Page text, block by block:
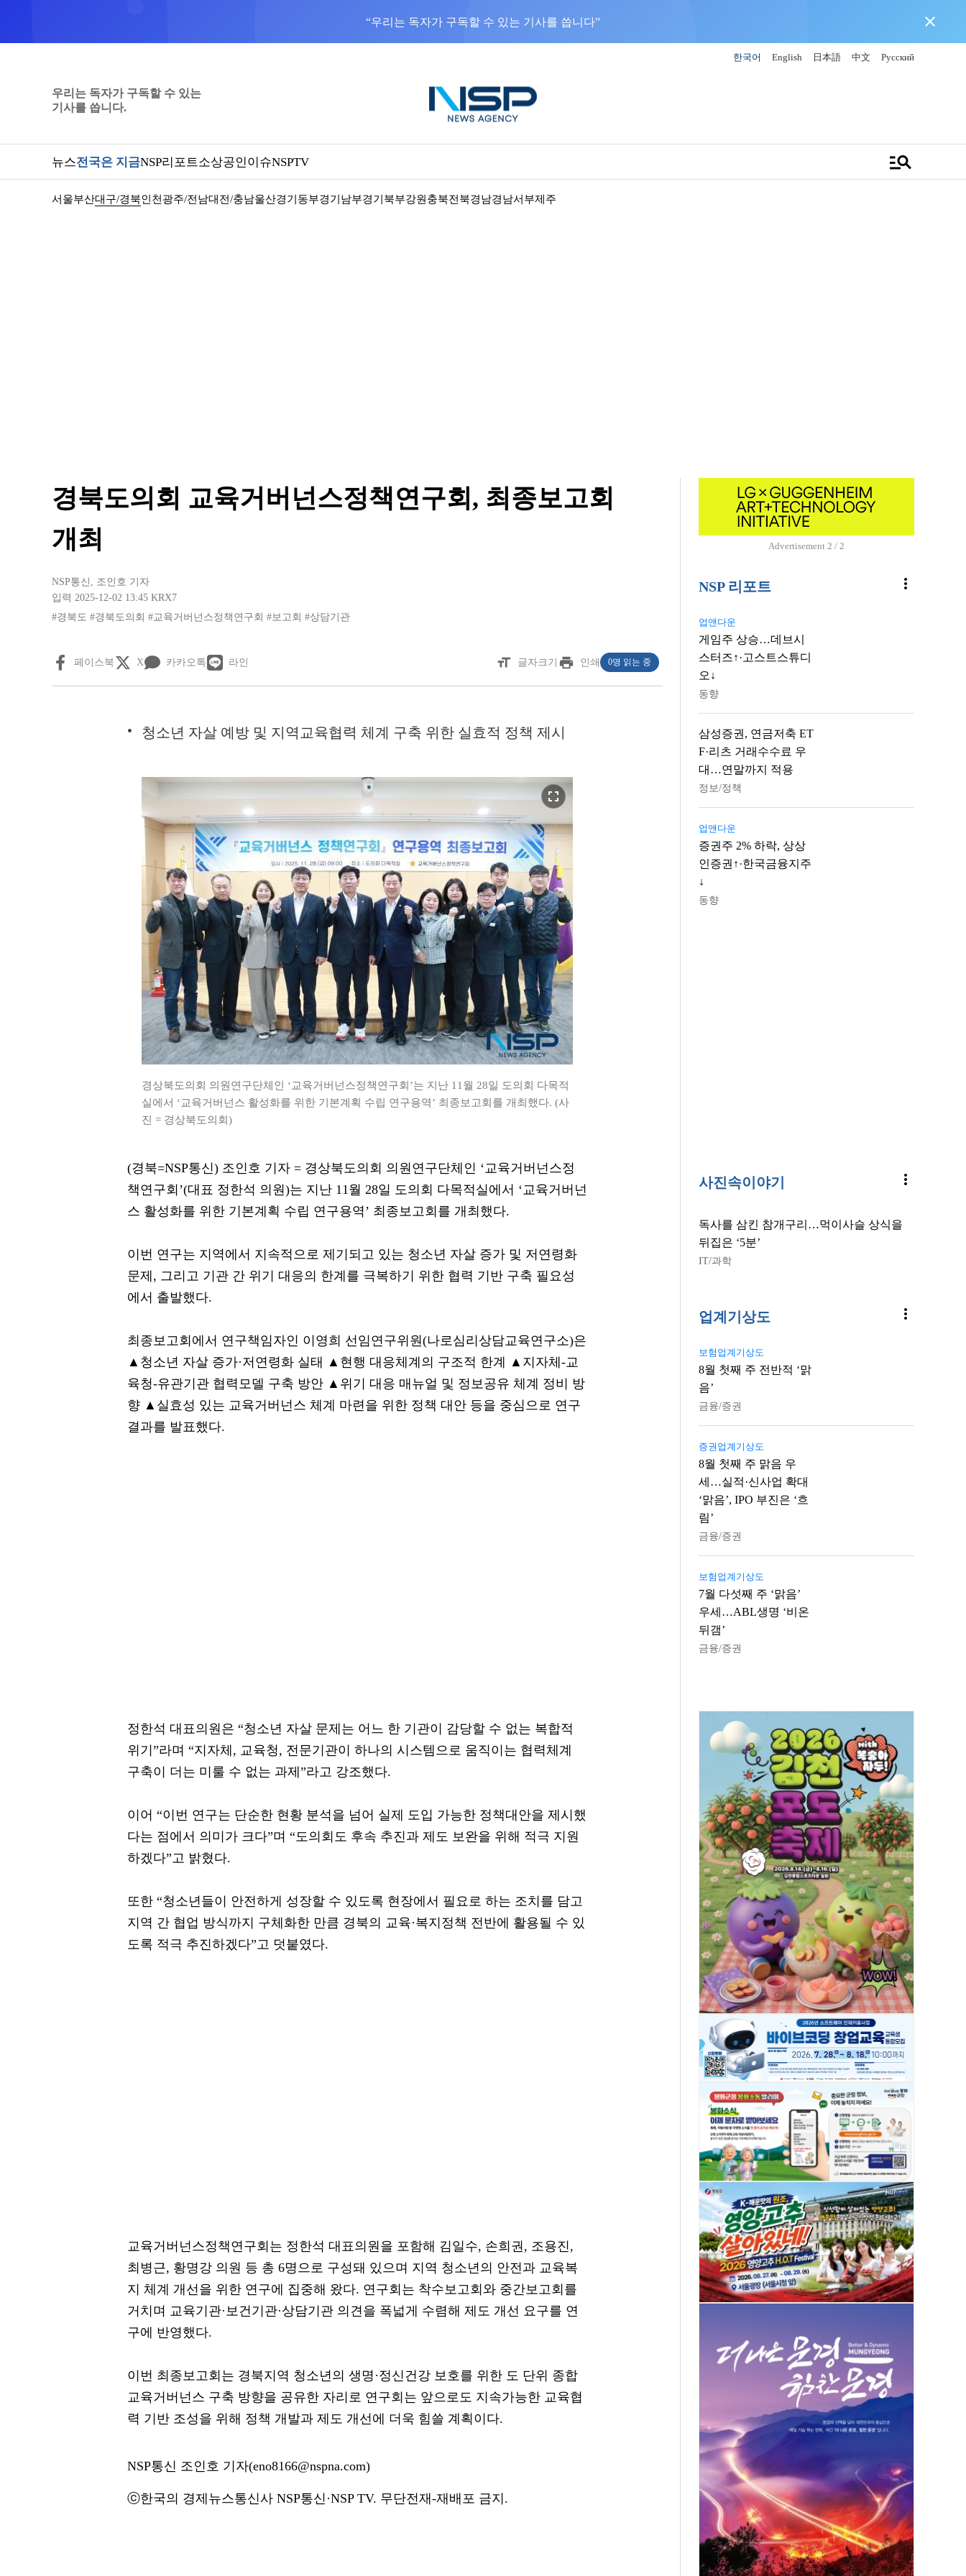
“우리는 독자가 구독할 수 있는 기사를 씁니다” close
한국어 English 日本語 中文 Русский
우리는 독자가 구독할 수 있는
기사를 씁니다.
뉴스전국은 지금NSP리포트소상공인이슈NSPTV manage_search
서울부산대구/경북인천 광주/전남대전/충남울산경기동부경기남부경기북부강원 충북전북경남경남서부제주
경북도의회 교육거버넌스정책연구회, 최종보고회
개최
NSP통신 , 조인호 기자
입력 2025-12-02 13:45 KRX7
#경북도 #경북도의회 #교육거버넌스정책연구회 #보고회 #상담기관
페이스북 X 카카오톡 라인 format_size 글자크기 print 인쇄 0명 읽는 중
청소년 자살 예방 및 지역교육협력 체계 구축 위한 실효적 정책 제시
fullscreen
경상북도의회 의원연구단체인 ‘교육거버넌스정책연구회’는 지난 11월 28일 도의회 다목적
실에서 ‘교육거버넌스 활성화를 위한 기본계획 수립 연구용역’ 최종보고회를 개최했다. (사
진 = 경상북도의회)
(경북=NSP통신) 조인호 기자 = 경상북도의회 의원연구단체인 ‘교육거버넌스정
책연구회’(대표 정한석 의원)는 지난 11월 28일 도의회 다목적실에서 ‘교육거버넌
스 활성화를 위한 기본계획 수립 연구용역’ 최종보고회를 개최했다.
이번 연구는 지역에서 지속적으로 제기되고 있는 청소년 자살 증가 및 저연령화
문제, 그리고 기관 간 위기 대응의 한계를 극복하기 위한 협력 기반 구축 필요성
에서 출발했다.
최종보고회에서 연구책임자인 이영희 선임연구위원(나로심리상담교육연구소)은
▲청소년 자살 증가·저연령화 실태 ▲현행 대응체계의 구조적 한계 ▲지자체-교
육청-유관기관 협력모델 구축 방안 ▲위기 대응 매뉴얼 및 정보공유 체계 정비 방
향 ▲실효성 있는 교육거버넌스 체계 마련을 위한 정책 대안 등을 중심으로 연구
결과를 발표했다.
정한석 대표의원은 “청소년 자살 문제는 어느 한 기관이 감당할 수 없는 복합적
위기”라며 “지자체, 교육청, 전문기관이 하나의 시스템으로 움직이는 협력체계
구축이 더는 미룰 수 없는 과제”라고 강조했다.
이어 “이번 연구는 단순한 현황 분석을 넘어 실제 도입 가능한 정책대안을 제시했
다는 점에서 의미가 크다”며 “도의회도 후속 추진과 제도 보완을 위해 적극 지원
하겠다”고 밝혔다.
또한 “청소년들이 안전하게 성장할 수 있도록 현장에서 필요로 하는 조치를 담고
지역 간 협업 방식까지 구체화한 만큼 경북의 교육·복지정책 전반에 활용될 수 있
도록 적극 추진하겠다”고 덧붙였다.
교육거버넌스정책연구회는 정한석 대표의원을 포함해 김일수, 손희권, 조용진,
최병근, 황명강 의원 등 총 6명으로 구성돼 있으며 지역 청소년의 안전과 교육복
지 체계 개선을 위한 연구에 집중해 왔다. 연구회는 착수보고회와 중간보고회를
거치며 교육기관·보건기관·상담기관 의견을 폭넓게 수렴해 제도 개선 요구를 연
구에 반영했다.
이번 최종보고회는 경북지역 청소년의 생명·정신건강 보호를 위한 도 단위 종합
교육거버넌스 구축 방향을 공유한 자리로 연구회는 앞으로도 지속가능한 교육협
력 기반 조성을 위해 정책 개발과 제도 개선에 더욱 힘쓸 계획이다.
NSP통신 조인호 기자(eno8166@nspna.com)
ⓒ한국의 경제뉴스통신사 NSP통신·NSP TV. 무단전재-재배포 금지.
Advertisement 2 / 2
NSP 리포트 more_vert
업앤다운
게임주 상승…데브시
스터즈↑·고스트스튜디
오↓
동향
삼성증권, 연금저축 ET
F·리츠 거래수수료 우
대…연말까지 적용
정보/정책
업앤다운
증권주 2% 하락, 상상
인증권↑·한국금융지주
↓
동향
사진속이야기 more_vert
독사를 삼킨 참개구리…먹이사슬 상식을
뒤집은 ‘5분’
IT/과학
업계기상도 more_vert
보험업계기상도
8월 첫째 주 전반적 ‘맑
음’
금융/증권
증권업계기상도
8월 첫째 주 맑음 우
세…실적·신사업 확대
‘맑음’, IPO 부진은 ‘흐
림’
금융/증권
보험업계기상도
7월 다섯째 주 ‘맑음’
우세…ABL생명 ‘비온
뒤갬’
금융/증권